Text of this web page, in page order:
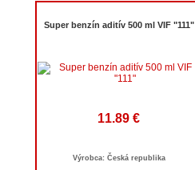
Super benzín aditív 500 ml VIF "111"
11.89 €
Výrobca: Česká republika